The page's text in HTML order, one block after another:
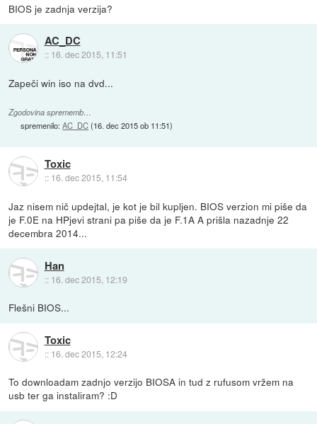
BIOS je zadnja verzija?
AC_DC
:: 16. dec 2015, 11:51
Zapeči win iso na dvd...
Zgodovina sprememb…
spremenilo:AC_DC(16. dec 2015 ob 11:51)
Toxic
:: 16. dec 2015, 11:54
Jaz nisem nič updejtal, je kot je bil kupljen. BIOS verzion mi piše da
je F.0E na HPjevi strani pa piše da je F.1A A prišla nazadnje 22
decembra 2014...
Han
:: 16. dec 2015, 12:19
Flešni BIOS...
Toxic
:: 16. dec 2015, 12:24
To downloadam zadnjo verzijo BIOSA in tud z rufusom vržem na
usb ter ga instaliram? :D